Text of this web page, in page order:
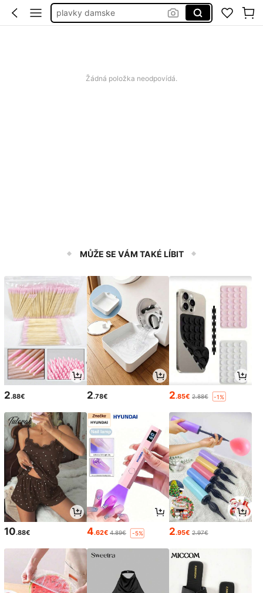
plavky damske
Žádná položka neodpovídá.
MŮŽE SE VÁM TAKÉ LÍBIT
2.88€ 2.78€ 2.85€ 2.88€ -1%
10.88€ 4.62€ 4.89€ -5% 2.95€ 2.97€